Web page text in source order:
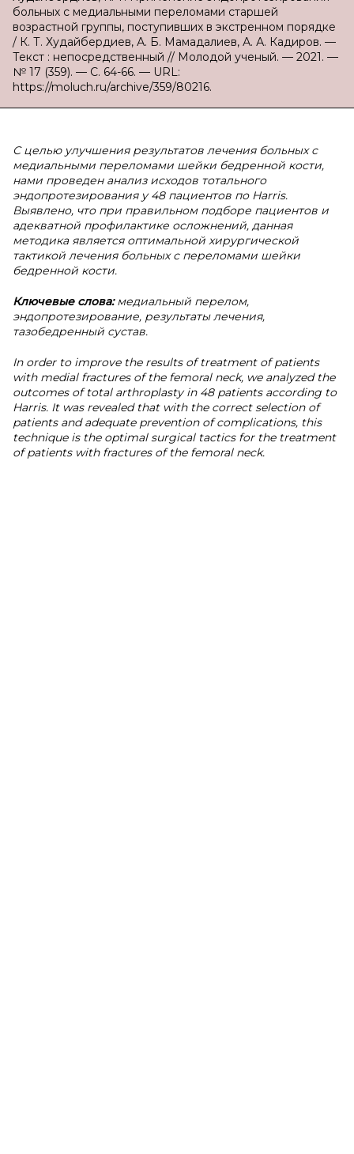
больных с медиальными переломами старшей
возрастной группы, поступивших в экстренном порядке
/ К. Т. Худайбердиев, А. Б. Мамадалиев, А. А. Кадиров. —
Текст : непосредственный // Молодой ученый. — 2021. —
№ 17 (359). — С. 64-66. — URL:
https://moluch.ru/archive/359/80216.
С целью улучшения результатов лечения больных с
медиальными переломами шейки бедренной кости,
нами проведен анализ исходов тотального
эндопротезирования у 48 пациентов по Harris.
Выявлено, что при правильном подборе пациентов и
адекватной профилактике осложнений, данная
методика является оптимальной хирургической
тактикой лечения больных с переломами шейки
бедренной кости.
Ключевые слова:медиальный перелом,
эндопротезирование, результаты лечения,
тазобедренный сустав.
In order to improve the results of treatment of patients
with medial fractures of the femoral neck, we analyzed the
outcomes of total arthroplasty in 48 patients according to
Harris. It was revealed that with the correct selection of
patients and adequate prevention of complications, this
technique is the optimal surgical tactics for the treatment
of patients with fractures of the femoral neck.